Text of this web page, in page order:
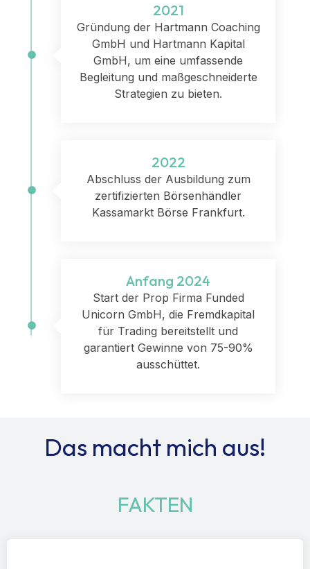
2021
Gründung der Hartmann Coaching
GmbH und Hartmann Kapital
GmbH, um eine umfassende
Begleitung und maßgeschneiderte
Strategien zu bieten.
2022
Abschluss der Ausbildung zum
zertifizierten Börsenhändler
Kassamarkt Börse Frankfurt.
Anfang 2024
Start der Prop Firma Funded
Unicorn GmbH, die Fremdkapital
für Trading bereitstellt und
garantiert Gewinne von 75-90%
ausschüttet.
Das macht mich aus!
FAKTEN